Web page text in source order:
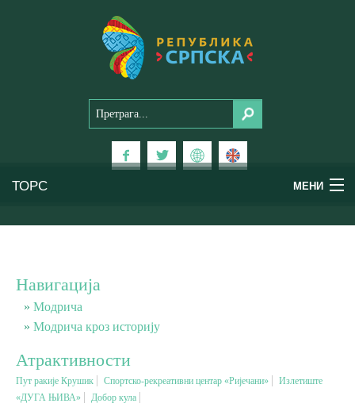
ТОРС МЕНИ
Планински туризам
Бањски туризам
Вјерски туризам
Навигација
Модрича
Модрича кроз историју
Атрактивности
Пут ракије Крушик Спортско-рекреативни центар «Ријечани»
Излетиште
«ДУГА ЊИВА»
Добор кула